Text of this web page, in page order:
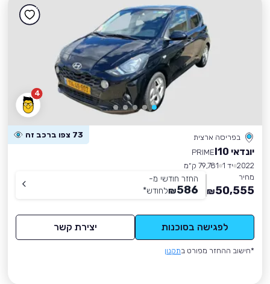
4
בפריסה ארצית 73 צפו ברכב זה
יונדאי I10
PRIME
2022 יד 1
79,781 ק״מ
מחיר
50,555
₪
החזר חודשי מ-
586
₪לחודש*
לפגישה בסוכנות יצירת קשר
*חישוב ההחזר מפורט בתקנון